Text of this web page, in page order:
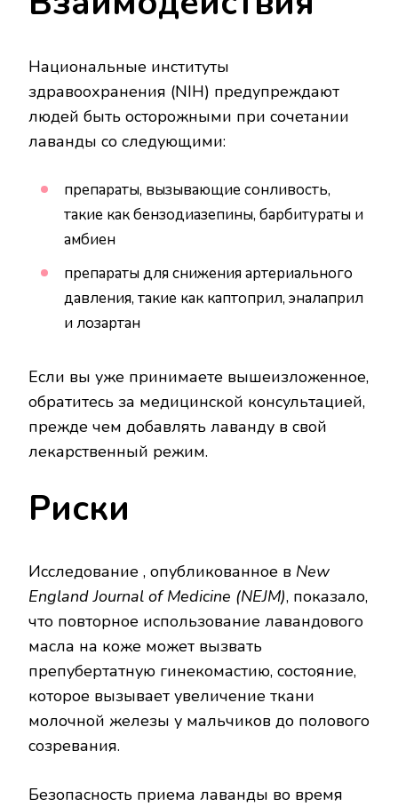
Национальные институты
здравоохранения (NIH) предупреждают
людей быть осторожными при сочетании
лаванды со следующими:
препараты, вызывающие сонливость,
такие как бензодиазепины, барбитураты и
амбиен
препараты для снижения артериального
давления, такие как каптоприл, эналаприл
и лозартан
Если вы уже принимаете вышеизложенное,
обратитесь за медицинской консультацией,
прежде чем добавлять лаванду в свой
лекарственный режим.
Риски
Исследование , опубликованное в New
England Journal of Medicine (NEJM), показало,
что повторное использование лавандового
масла на коже может вызвать
препубертатную гинекомастию, состояние,
которое вызывает увеличение ткани
молочной железы у мальчиков до полового
созревания.
Безопасность приема лаванды во время